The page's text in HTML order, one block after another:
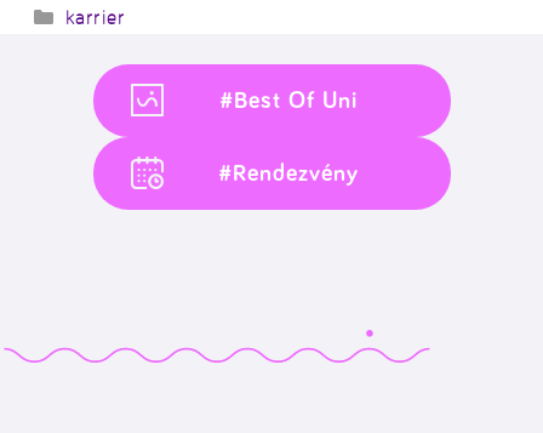
Kategória
karrier
#Best Of Uni
#Rendezvény